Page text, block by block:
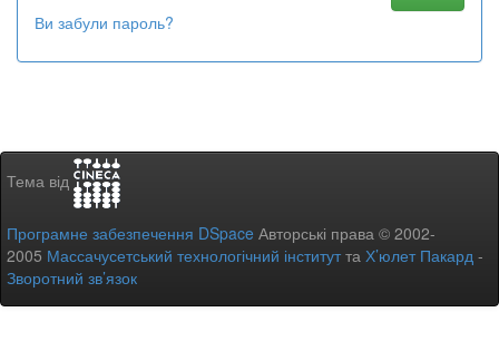
Ви забули пароль?
Тема від
Програмне забезпечення DSpace Авторські права © 2002-
2005 Массачусетський технологічний інститутта Х’юлет Пакард -
Зворотний зв’язок